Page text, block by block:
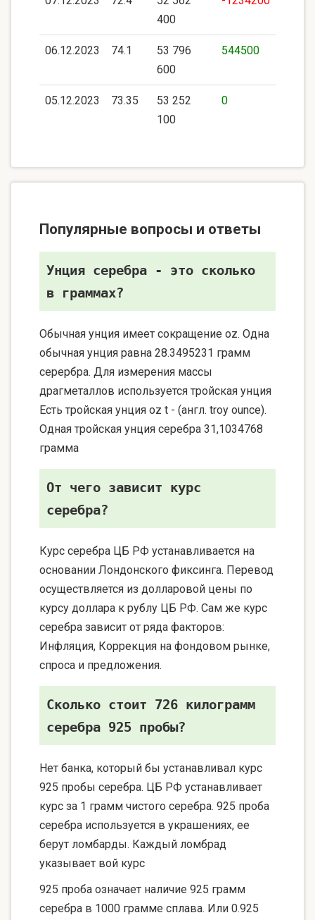
400
06.12.2023 74.1
53 796
600
544500
05.12.2023 73.35
53 252
100
0
Популярные вопросы и ответы
Унция серебра - это сколько
в граммах?
Обычная унция имеет сокращение oz. Одна
обычная унция равна 28.3495231 грамм
серербра. Для измерения массы
драгметаллов используется тройская унция
Есть тройская унция oz t - (англ. troy ounce).
Одная тройская унция серебра 31,1034768
грамма
От чего зависит курс
серебра?
Курс серебра ЦБ РФ устанавливается на
основании Лондонского фиксинга. Перевод
осуществляется из долларовой цены по
курсу доллара к рублу ЦБ РФ. Сам же курс
серебра зависит от ряда факторов:
Инфляция, Коррекция на фондовом рынке,
спроса и предложения.
Сколько стоит 726 килограмм
серебра 925 пробы?
Нет банка, который бы устанавливал курс
925 пробы серебра. ЦБ РФ устанавливает
курс за 1 грамм чистого серебра. 925 проба
серебра используется в украшениях, ее
берут ломбарды. Каждый ломбрад
указывает вой курс
925 проба означает наличие 925 грамм
серебра в 1000 грамме сплава. Или 0.925